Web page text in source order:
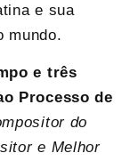
e sua
mundo.
e três
Processo de
do
e Melhor